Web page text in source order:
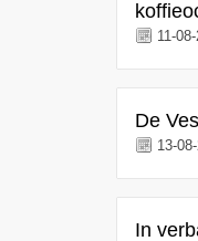
11-
De
13-
In